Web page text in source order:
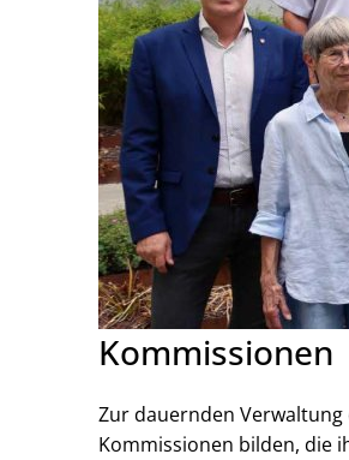
Kommissionen
Zur dauernden
Kommissionen bilden, die